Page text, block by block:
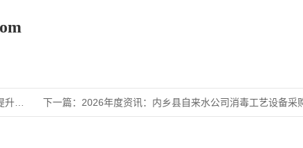
目 下一篇： 2026年度资讯：内乡县自来水公司消毒工艺设备采购项目—竞